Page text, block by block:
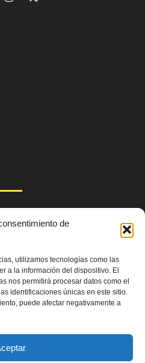
de
utilizamos tecnologías como las
a la información del dispositivo. El
nos permitirá procesar datos como el
identificaciones únicas en este sitio.
puede afectar negativamente a
99